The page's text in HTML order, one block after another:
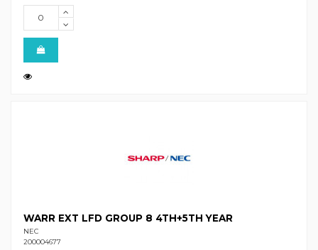
WARR EXT LFD GROUP 8 4TH+5TH YEAR
NEC
200004677